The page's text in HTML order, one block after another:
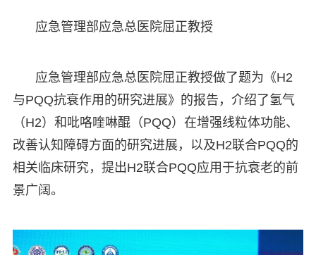
应急管理部应急总医院屈正教授
应急管理部应急总医院屈正教授做了题为《H2
与PQQ抗衰作用的研究进展》的报告，介绍了氢气
（H2）和吡咯喹啉醌（PQQ）在增强线粒体功能、
改善认知障碍方面的研究进展，以及H2联合PQQ的
相关临床研究，提出H2联合PQQ应用于抗衰老的前
景广阔。